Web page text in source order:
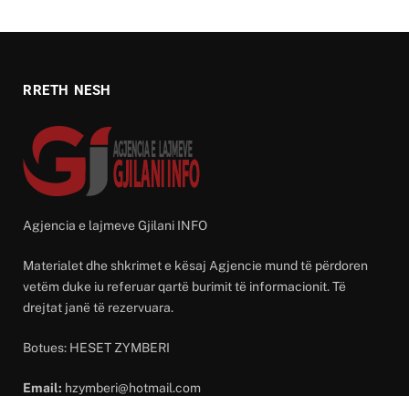
RRETH NESH
Agjencia e lajmeve Gjilani INFO
Materialet dhe shkrimet e kësaj Agjencie mund të përdoren
vetëm duke iu referuar qartë burimit të informacionit. Të
drejtat janë të rezervuara.
Botues: HESET ZYMBERI
Email: hzymberi@hotmail.com